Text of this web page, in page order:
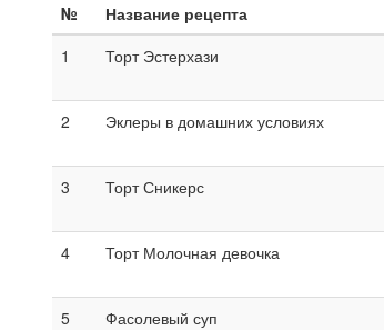
№ Название рецепта
1
Торт Эстерхази
2 Эклеры в домашних условиях
3 Торт Сникерс
4 Торт Молочная девочка
5 Фасолевый суп